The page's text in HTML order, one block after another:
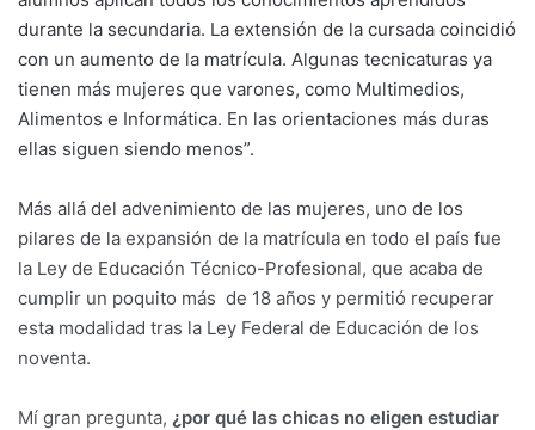
durante la secundaria. La extensión de la cursada coincidió
con un aumento de la matrícula. Algunas tecnicaturas ya
tienen más mujeres que varones, como Multimedios,
Alimentos e Informática. En las orientaciones más duras
ellas siguen siendo menos”.
Más allá del advenimiento de las mujeres, uno de los
pilares de la expansión de la matrícula en todo el país fue
la Ley de Educación Técnico-Profesional, que acaba de
cumplir un poquito más de 18 años y permitió recuperar
esta modalidad tras la Ley Federal de Educación de los
noventa.
Mí gran pregunta, ¿por qué las chicas no eligen estudiar